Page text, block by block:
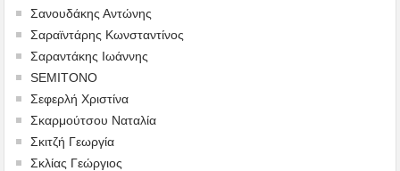
Σανουδάκης Αντώνης
Σαραϊντάρης Κωνσταντίνος
Σαραντάκης Ιωάννης
SEMITONO
Σεφερλή Χριστίνα
Σκαρμούτσου Ναταλία
Σκιτζή Γεωργία
Σκλίας Γεώργιος